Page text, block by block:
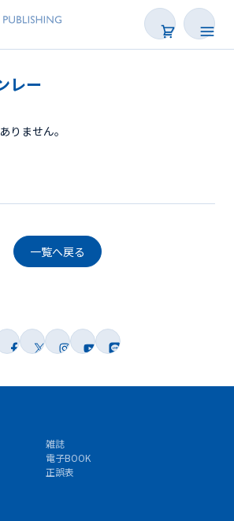
レー
りません。
一覧へ戻る
雑誌
電子BOOK
正誤表